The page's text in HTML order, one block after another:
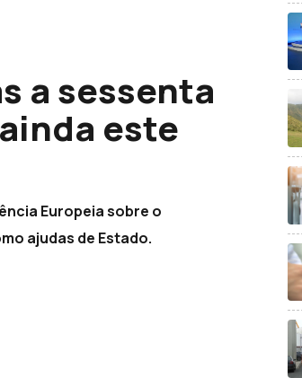
a sessenta
este
Europeia sobre o
ajudas de Estado.